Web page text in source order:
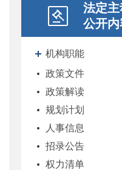
法定主
公开内
机构职能
政策文件
政策解读
规划计划
人事信息
招录公告
权力清单